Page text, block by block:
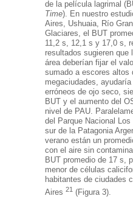
de la película lagrimal
Time). En nuestro
Aires, Ushuaia, Río
Glaciares, el BUT
11,2 s, 12,1 s y 17,0 s,
resultados sugieren
área deberían fijar el
sumado a escores altos
megaciudades,
erróneos de ojo seco,
BUT y el aumento del
nivel de PAU.
del Parque Nacional
sur de la Patagonia
verano están un
con el aire sin
BUT promedio de 17 s,
menor de células
habitantes de ciudades
Aires 21 (Figura 3).